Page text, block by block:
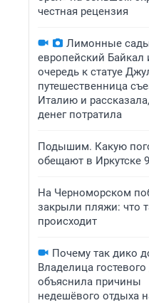
честная рецензия
Лимонные
европейский Байкал
очередь к статуе
путешественница
Италию и
денег потратила
Подышим. Какую
обещают в Иркутске
На Черноморском
закрыли пляжи: что
происходит
Почему так дико
Владелица
объяснила причины
недешёвого отдыха